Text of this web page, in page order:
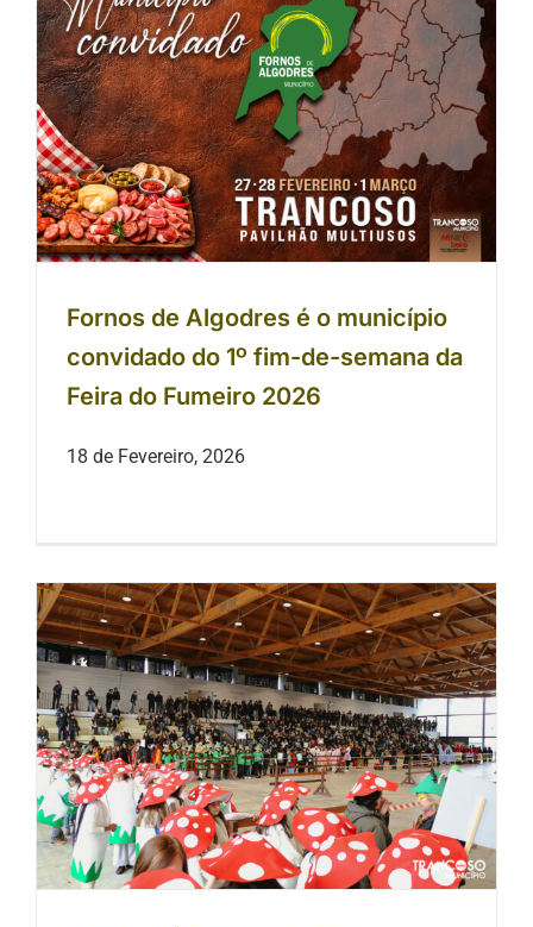
Fornos de Algodres é o município
convidado do 1º fim-de-semana da
Feira do Fumeiro 2026
Fornos de Algodres é o município
convidado do 1º fim-de-semana da
Feira do Fumeiro 2026
18 de Fevereiro, 2026
Carnaval | Trancoso 2026